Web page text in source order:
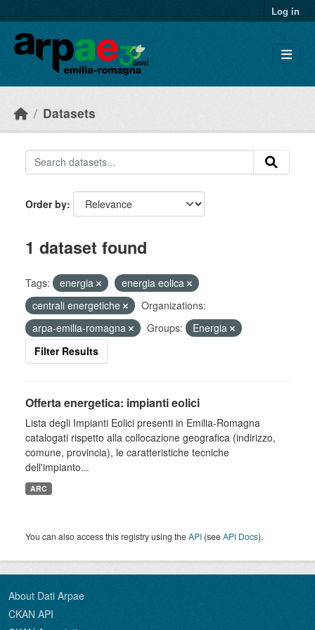
Log in
Datasets
Order by
1 dataset found
Tags: energia
energia eolica
centrali energetiche
Organizations:
arpa-emilia-romagna
Groups:
Energia
Filter Results
Offerta energetica: impianti eolici
Lista degli Impianti Eolici presenti in Emilia-Romagna
catalogati rispetto alla collocazione geografica (indirizzo,
comune, provincia), le caratteristiche tecniche
dell'impianto...
ARC
You can also access this registry using theAPI (seeAPI Docs).
About Dati Arpae
CKAN API